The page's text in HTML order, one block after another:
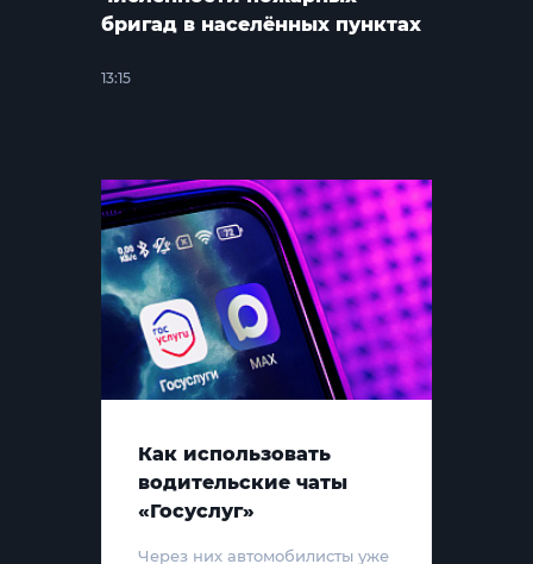
бригад в населённых пунктах
13:15
Как использовать
водительские чаты
«Госуслуг»
Через них автомобилисты уже